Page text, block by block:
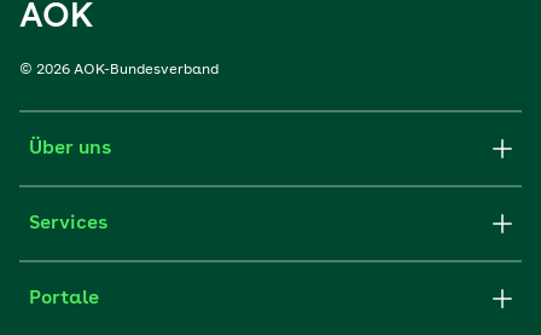
AOK
© 2026 AOK-Bundesverband
Über uns
Services
Portale